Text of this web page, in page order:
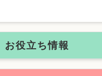
お役立ち情報